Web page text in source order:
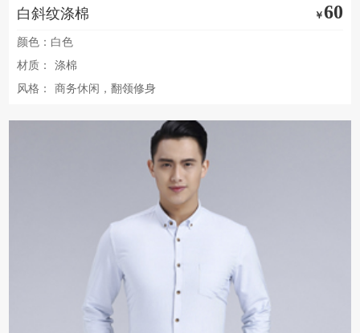
白斜纹涤棉 ￥60
颜色：白色
材质：
涤棉
风格：
商务休闲，翻领修身